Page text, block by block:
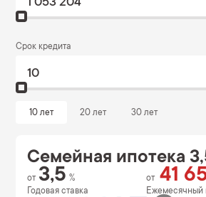
1 053 204
Срок кредита
10
10 лет 20 лет 30 лет
Семейная ипотека
Годовая ставка
от 3,5 %
Ежемесячный
от 41